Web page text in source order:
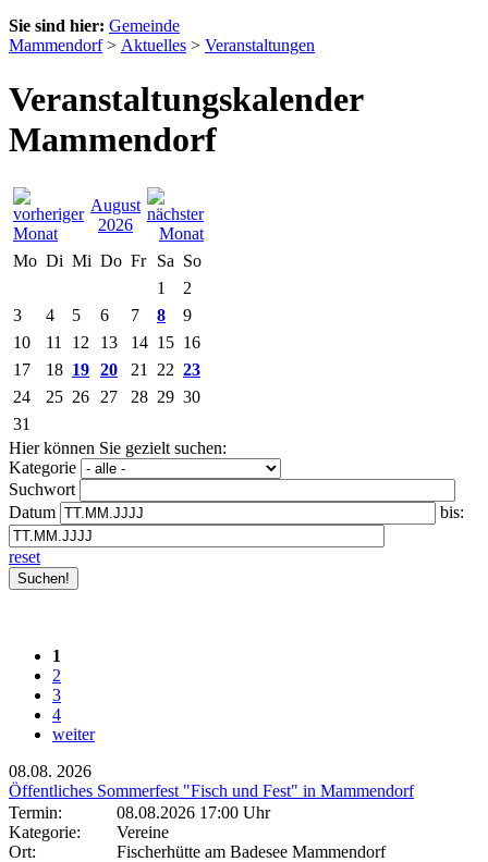
Sie sind hier: Gemeinde
Mammendorf> Aktuelles > Veranstaltungen
Veranstaltungskalender
Mammendorf
August
2026
Mo Di Mi Do Fr Sa So
1
2
3
4 5 6 7 8
9
10
11 12 13 14 15 16
17
18 19 20 21 22 23
24
25 26 27 28 29 30
31
Hier können Sie gezielt suchen:
Kategorie
Suchwort
Datum
bis:
reset
1
2
3
4
weiter
08.08. 2026
Öffentliches Sommerfest "Fisch und Fest" in Mammendorf
Termin:
08.08.2026 17:00 Uhr
Kategorie:
Vereine
Ort:
Fischerhütte am Badesee Mammendorf